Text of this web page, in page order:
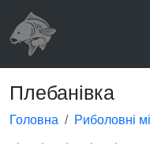
Плебанівка
Головна Риболовні